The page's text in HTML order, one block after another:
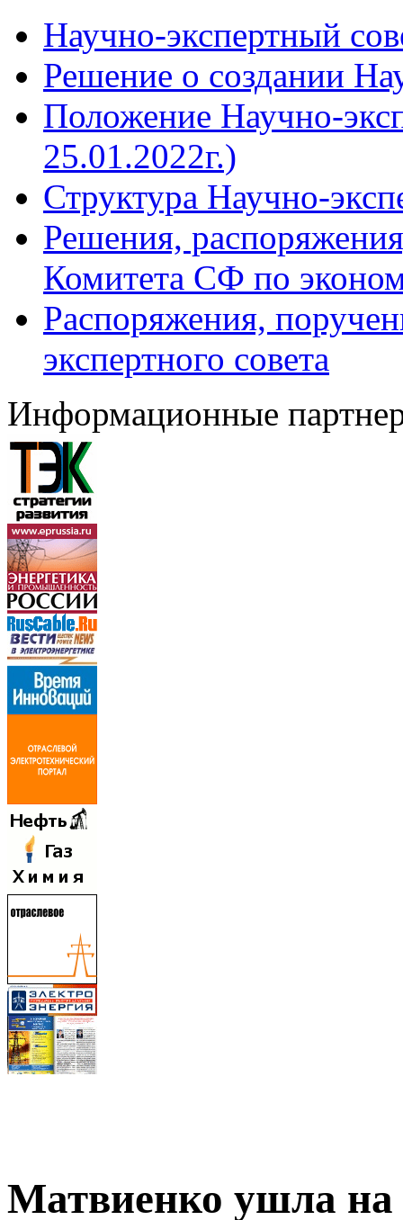
Научно-экспертный
Решение о создании
Положение Научно-
25.01.2022г.)
Структура Научно-
Решения,
Комитета СФ по
Распоряжения,
экспертного совета
Информационные
Матвиенко ушла на